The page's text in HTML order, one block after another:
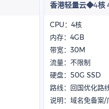
香港轻量云◆4核
CPU：4核
内存：4GB
带宽：30M
流量：不限制
硬盘：50G SSD
路线：回国优化路
说明：域名免备案/